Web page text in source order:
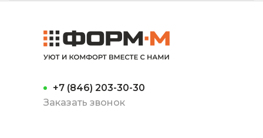
+7 (846) 203-30-30
Заказать звонок